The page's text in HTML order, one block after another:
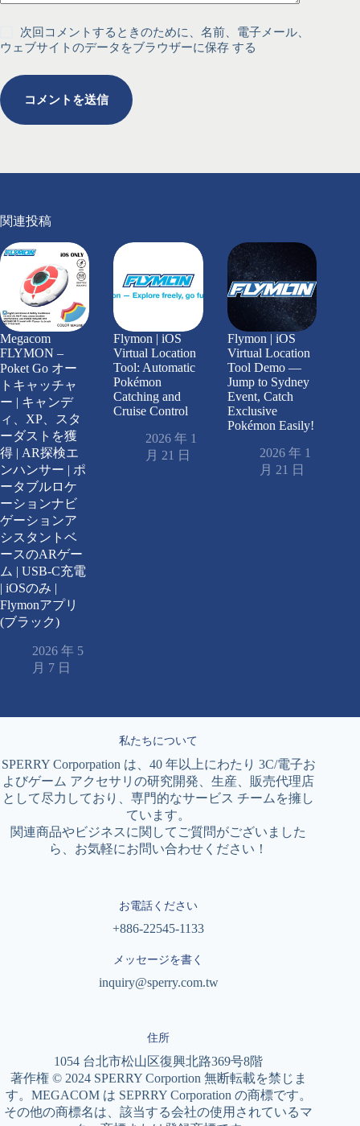
次回コメントするときのために、名前、電子メール、
ウェブサイトのデータをブラウザーに保存 する
コメントを送信
関連投稿
Megacom
FLYMON –
Poket Go オー
トキャッチャ
ー | キャンデ
ィ、XP、スタ
ーダストを獲
得 | AR探検エ
ンハンサー | ポ
ータブルロケ
ーションナビ
ゲーションア
シスタントベ
ースのARゲー
ム | USB-C充電
| iOSのみ |
Flymonアプリ
(ブラック)
2026 年 5
月 7 日
Flymon | iOS
Virtual Location
Tool: Automatic
Pokémon
Catching and
Cruise Control
2026 年 1
月 21 日
Flymon | iOS
Virtual Location
Tool Demo —
Jump to Sydney
Event, Catch
Exclusive
Pokémon Easily!
2026 年 1
月 21 日
私たちについて
SPERRY Corporpation は、40 年以上にわたり 3C/電子お
よびゲーム アクセサリの研究開発、生産、販売代理店
として尽力しており、専門的なサービス チームを擁し
ています。
関連商品やビジネスに関してご質問がございました
ら、お気軽にお問い合わせください！
お電話ください
+886-22545-1133
メッセージを書く
inquiry@sperry.com.tw
住所
1054 台北市松山区復興北路369号8階
著作権 © 2024 SPERRY Corportion 無断転載を禁じま
す。MEGACOM は SEPRRY Corporation の商標です。
その他の商標名は、該当する会社の使用されているマ